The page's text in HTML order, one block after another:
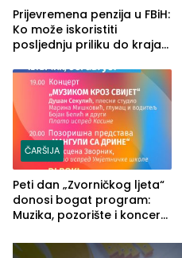
Prijevremena penzija u FBiH:
Ko može iskoristiti
posljednju priliku do kraja
ČARŠIJA
Peti dan „Zvorničkog ljeta“
donosi bogat program:
Muzika, pozorište i koncert